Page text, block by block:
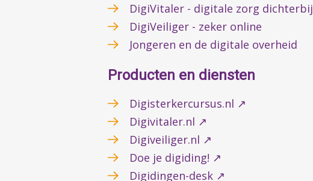
DigiVitaler - digitale zorg dichterbij
DigiVeiliger - zeker online
Jongeren en de digitale overheid
Producten en diensten
Digisterkercursus.nl ↗
Digivitaler.nl ↗
Digiveiliger.nl ↗
Doe je digiding! ↗
Digidingen-desk ↗